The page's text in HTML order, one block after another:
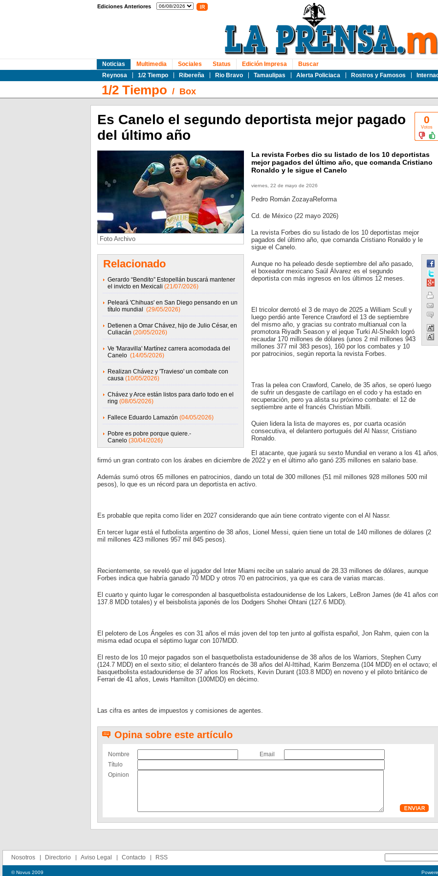
Ediciones Anteriores
Noticias
Reynosa
1/2 Tiempo Ribereña Rio Bravo Tamaulipas Alerta Policiaca Rostros y Famosos
Multimedia Sociales Status Edición Impresa Buscar
1/2 Tiempo / Box
0
Votos
Es Canelo el segundo deportista mejor pagado
del último año
Foto Archivo
Relacionado
Gerardo “Bendito” Estopellán buscará mantener
el invicto en Mexicali (21/07/2026)
Peleará 'Chihuas' en San Diego pensando en un
título mundial
(29/05/2026)
Detienen a Omar Chávez, hijo de Julio César, en
Culiacán (20/05/2026)
Ve 'Maravilla' Martínez carrera acomodada del
Canelo (14/05/2026)
Realizan Chávez y 'Travieso' un combate con
causa (10/05/2026)
Chávez y Arce están listos para darlo todo en el
ring (08/05/2026)
Fallece Eduardo Lamazón (04/05/2026)
Pobre es pobre porque quiere.-
Canelo (30/04/2026)
La revista Forbes dio su listado de los 10 deportistas
mejor pagados del último año, que comanda Cristiano
Ronaldo y le sigue el Canelo
viernes, 22 de mayo de 2026
Pedro Román ZozayaReforma
Cd. de México (22 mayo 2026)
La revista Forbes dio su listado de los 10 deportistas mejor
pagados del último año, que comanda Cristiano Ronaldo y le
sigue el Canelo.
Aunque no ha peleado desde septiembre del año pasado,
el boxeador mexicano Saúl Álvarez es el segundo
deportista con más ingresos en los últimos 12 meses.
El tricolor derrotó el 3 de mayo de 2025 a William Scull y
luego perdió ante Terence Crawford el 13 de septiembre
del mismo año, y gracias su contrato multianual con la
promotora Riyadh Season y el jeque Turki Al-Sheikh logró
recaudar 170 millones de dólares (unos 2 mil millones 943
millones 377 mil 383 pesos), 160 por los combates y 10
por patrocinios, según reporta la revista Forbes.
Tras la pelea con Crawford, Canelo, de 35 años, se operó luego
de sufrir un desgaste de cartílago en el codo y ha estado en
recuperación, pero ya alista su próximo combate: el 12 de
septiembre ante el francés Christian Mbilli.
Quien lidera la lista de mayores es, por cuarta ocasión
consecutiva, el delantero portugués del Al Nassr, Cristiano
Ronaldo.
El atacante, que jugará su sexto Mundial en verano a los 41
firmó un gran contrato con los árabes en diciembre de 2022 y en el último año ganó 235 millones en salario base.
Además sumó otros 65 millones en patrocinios, dando un total de 300 millones (51 mil millones 928 millones 500 mil
pesos), lo que es un récord para un deportista en activo.
Es probable que repita como líder en 2027 considerando que aún tiene contrato vigente con el Al Nassr.
En tercer lugar está el futbolista argentino de 38 años, Lionel Messi, quien tiene un total de 140 millones de dólares (2
mil millones 423 millones 957 mil 845 pesos).
Recientemente, se reveló que el jugador del Inter Miami recibe un salario anual de 28.33 millones de dólares, aunque
Forbes indica que habría ganado 70 MDD y otros 70 en patrocinios, ya que es cara de varias marcas.
El cuarto y quinto lugar le corresponden al basquetbolista estadounidense de los Lakers, LeBron James (de 41 años con
137.8 MDD totales) y el beisbolista japonés de los Dodgers Shohei Ohtani (127.6 MDD).
El pelotero de Los Ángeles es con 31 años el más joven del top ten junto al golfista español, Jon Rahm, quien con la
misma edad ocupa el séptimo lugar con 107MDD.
El resto de los 10 mejor pagados son el basquetbolista estadounidense de 38 años de los Warriors, Stephen Curry
(124.7 MDD) en el sexto sitio; el delantero francés de 38 años del Al-Ittihad, Karim Benzema (104 MDD) en el octavo; el
basquetbolista estadounidense de 37 años los Rockets, Kevin Durant (103.8 MDD) en noveno y el piloto británico de
Ferrari de 41 años, Lewis Hamilton (100MDD) en décimo.
Las cifra es antes de impuestos y comisiones de agentes.
Opina sobre este artículo
Nombre
Email
Título
Opinion
Nosotros Directorio Aviso Legal Contacto RSS
© Novus 2009